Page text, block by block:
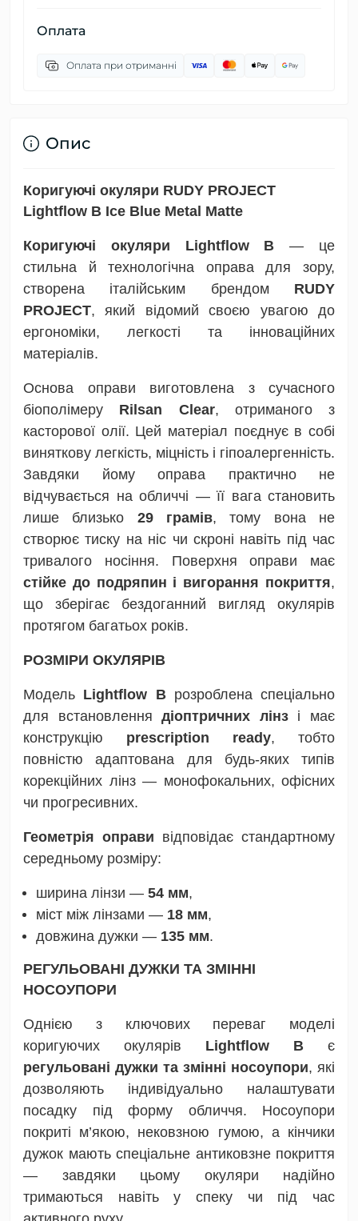
Оплата
Оплата при отриманні
Опис
Коригуючі окуляри RUDY PROJECT
Lightflow B Ice Blue Metal Matte
Коригуючі окуляри Lightflow B — це
стильна й технологічна оправа для зору,
створена італійським брендом RUDY
PROJECT, який відомий своєю увагою до
ергономіки, легкості та інноваційних
матеріалів.
Основа оправи виготовлена з сучасного
біополімеру Rilsan Clear, отриманого з
касторової олії. Цей матеріал поєднує в собі
виняткову легкість, міцність і гіпоалергенність.
Завдяки йому оправа практично не
відчувається на обличчі — її вага становить
лише близько 29 грамів, тому вона не
створює тиску на ніс чи скроні навіть під час
тривалого носіння. Поверхня оправи має
стійке до подряпин і вигорання покриття,
що зберігає бездоганний вигляд окулярів
протягом багатьох років.
РОЗМІРИ ОКУЛЯРІВ
Модель Lightflow Bрозроблена спеціально
для встановленнядіоптричних лінзі має
конструкцію prescription ready, тобто
повністю адаптована для будь-яких типів
корекційних лінз — монофокальних, офісних
чи прогресивних.
Геометрія оправи відповідає стандартному
середньому розміру:
ширина лінзи — 54 мм,
міст між лінзами — 18 мм,
довжина дужки — 135 мм.
РЕГУЛЬОВАНІ ДУЖКИ ТА ЗМІННІ
НОСОУПОРИ
Однією з ключових переваг моделі
коригуючих окулярів Lightflow B є
регульовані дужки та змінні носоупори, які
дозволяють індивідуально налаштувати
посадку під форму обличчя. Носоупори
покриті м’якою, нековзною гумою, а кінчики
дужок мають спеціальне антиковзне покриття
— завдяки цьому окуляри надійно
тримаються навіть у спеку чи під час